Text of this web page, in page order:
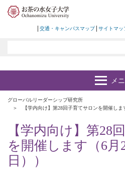
交通・キャンパスマップ サイトマッ
グローバルリーダーシップ研究所
【学内向け】第28回子育てサロンを開催しま
【学内向け】第28
を開催します（6月
日））